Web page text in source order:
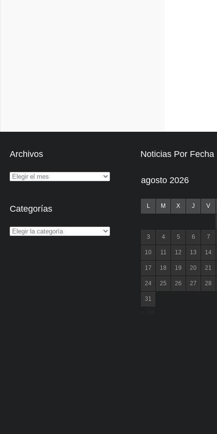
Archivos
Categorías
Noticias Por Fecha
agosto 2026
L M X J V
3 4 5 6 7
10 11 12 13 14
17 18 19 20 21
24 25 26 27 28
31